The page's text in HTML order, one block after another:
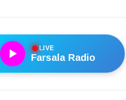
●LIVE
Farsala Radio